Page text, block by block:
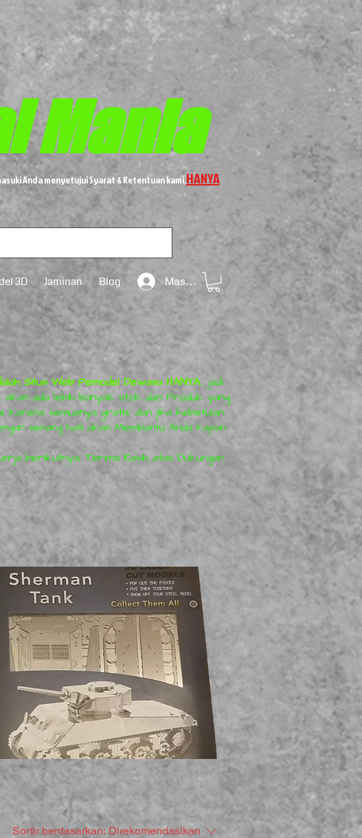
Mania
Anda menyetujui Syarat & Ketentuan kami,HANYA
3D Jaminan Blog Masuk
Situs Web Pemodel Dewasa HANYA, jadi
akan ada lebih banyak stok dan Produk yang
semuanya gratis, dan jika kebetulan
senang hati akan Membantu Anda kapan
berikutnya, Terima Kasih atas Dukungan
Sortir berdasarkan: Direkomendasikan